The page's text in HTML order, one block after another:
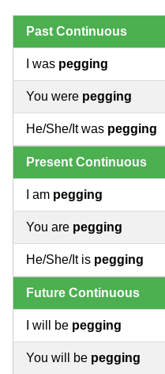
Past Continuous
I was pegging
You were pegging
He/She/It was pegging
Present Continuous
I am pegging
You are pegging
He/She/It is pegging
Future Continuous
I will be pegging
You will be pegging